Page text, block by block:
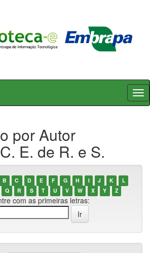
por Autor
E. de R. e S.
B C D E F G H I J K
L
Q R S T U V W X Y Z
com as primeiras letras: